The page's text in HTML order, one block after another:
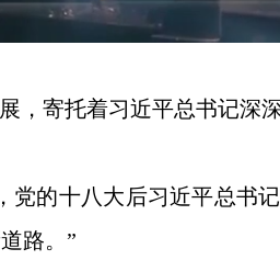
寄托着习近平总书记深深
的十八大后习近平总书记
路。”